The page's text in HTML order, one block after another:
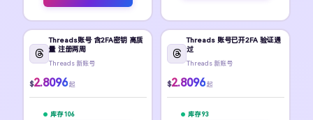
Threads账号 含2FA密钥 高质
量 注册两周
Threads 新账号
$2.8096 起
库存 106
Threads 账号已开2FA 验证通
过
Threads 新账号
$2.8096 起
库存 93